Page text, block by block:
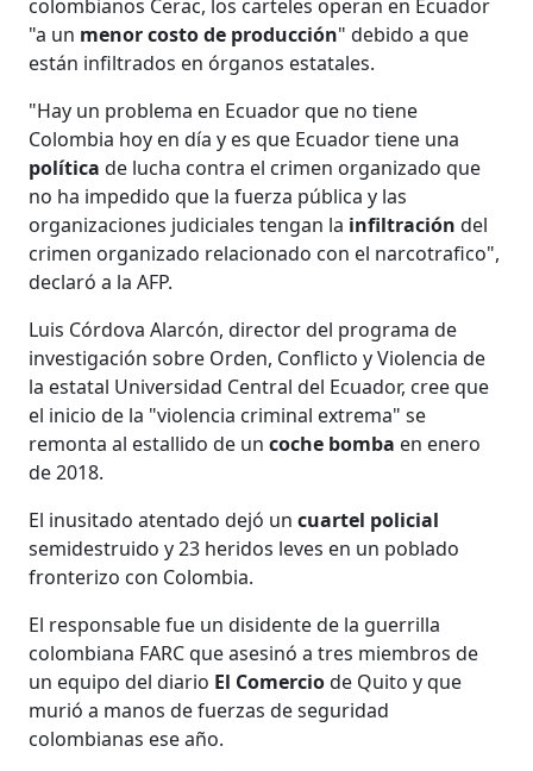
colombianos Cerac, los carteles operan en Ecuador
"a un menor costo de producción" debido a que
están infiltrados en órganos estatales.
"Hay un problema en Ecuador que no tiene
Colombia hoy en día y es que Ecuador tiene una
política de lucha contra el crimen organizado que
no ha impedido que la fuerza pública y las
organizaciones judiciales tengan la infiltracióndel
crimen organizado relacionado con el narcotrafico",
declaró a la AFP.
Luis Córdova Alarcón, director del programa de
investigación sobre Orden, Conflicto y Violencia de
la estatal Universidad Central del Ecuador, cree que
el inicio de la "violencia criminal extrema" se
remonta al estallido de uncoche bomba en enero
de 2018.
El inusitado atentado dejó uncuartel policial
semidestruido y 23 heridos leves en un poblado
fronterizo con Colombia.
El responsable fue un disidente de la guerrilla
colombiana FARC que asesinó a tres miembros de
un equipo del diario El Comerciode Quito y que
murió a manos de fuerzas de seguridad
colombianas ese año.